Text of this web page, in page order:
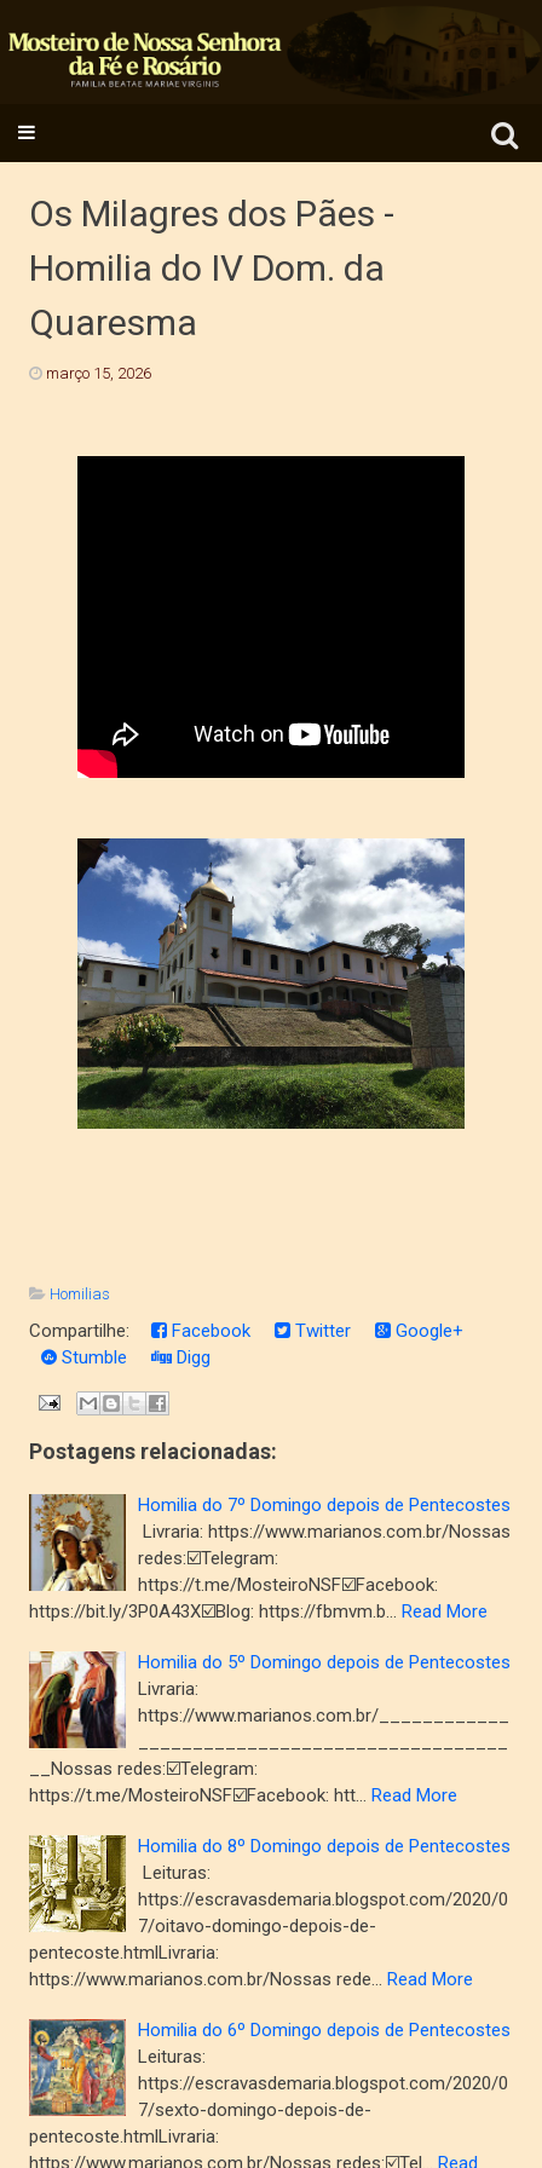
Search
for:
SKIP TO CONTENT
Os Milagres dos Pães -
Homilia do IV Dom. da
Quaresma
março 15, 2026
Homilias
Compartilhe: Facebook Twitter
Google+
Stumble
Digg
Postagens relacionadas:
Homilia do 7º Domingo depois de Pentecostes
Livraria: https://www.marianos.com.br/Nossas
redes:☑️Telegram:
https://t.me/MosteiroNSF☑️Facebook:
https://bit.ly/3P0A43X☑️Blog: https://fbmvm.b… Read More
Homilia do 5º Domingo depois de Pentecostes
Livraria:
https://www.marianos.com.br/____________
__Nossas redes:☑️Telegram:
https://t.me/MosteiroNSF☑️Facebook: htt… Read More
Homilia do 8º Domingo depois de Pentecostes
Leituras:
https://escravasdemaria.blogspot.com/2020/0
7/oitavo-domingo-depois-de-
pentecoste.htmlLivraria:
https://www.marianos.com.br/Nossas rede… Read More
Homilia do 6º Domingo depois de Pentecostes
Leituras:
https://escravasdemaria.blogspot.com/2020/0
7/sexto-domingo-depois-de-
pentecoste.htmlLivraria:
https://www.marianos.com.br/Nossas redes:☑️Tel…
Read